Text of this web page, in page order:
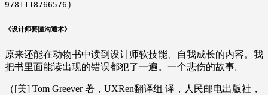
9781118766576 ）
《设计师要懂沟通术》
原来还能在动物书中读到设计师软技能、自我成长的内容。我
把书里面能读出现的错误都犯了一遍。一个悲伤的故事。
（[美] Tom Greever 著，UXRen翻译组 译，人民邮电出版社，